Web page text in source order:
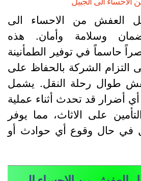
من الاحساء الى
وسلامة وأمان. هذه
حاسماً في توفير الطمأنينة
الشركة بالحفاظ على
طوال رحلة النقل. يشمل
قد تحدث أثناء عملية
على الاثاث، مما يوفر
في حال وقوع أي حوادث أو